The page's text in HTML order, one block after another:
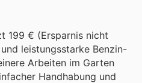
199 € (Ersparnis nicht
leistungsstarke Benzin-
Arbeiten im Garten
Handhabung und